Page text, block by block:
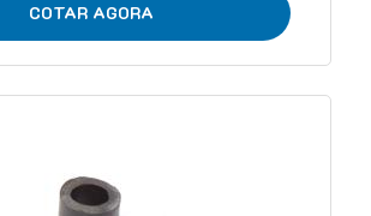
COTAR AGORA